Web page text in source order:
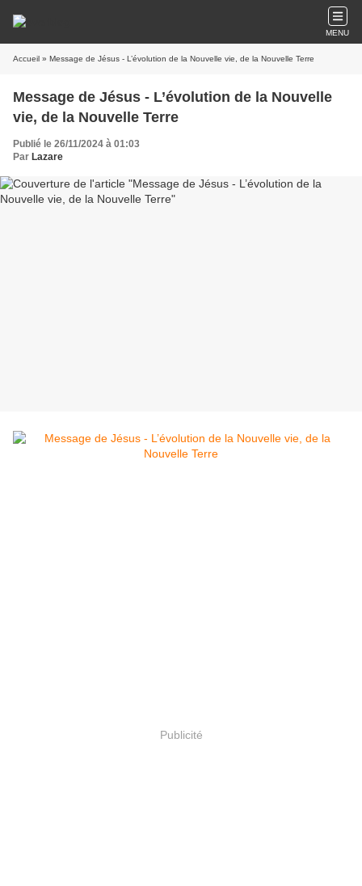
MENU
Accueil » Message de Jésus - L’évolution de la Nouvelle vie, de la Nouvelle Terre
Message de Jésus - L’évolution de la Nouvelle
vie, de la Nouvelle Terre
Publié le 26/11/2024 à 01:03
Par Lazare
Publicité